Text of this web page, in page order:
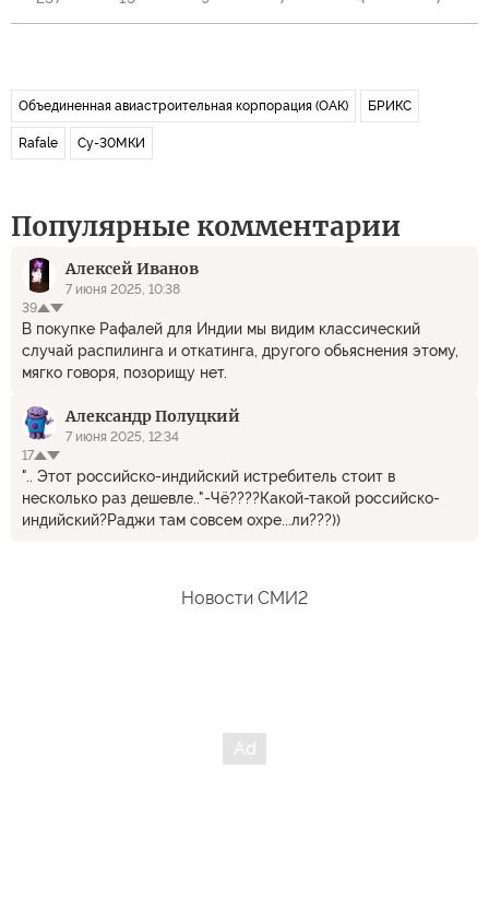
Объединенная авиастроительная корпорация (ОАК) БРИКС
Rafale Су-30МКИ
Популярные комментарии
Алексей Иванов
7 июня 2025, 10:38
39
В покупке Рафалей для Индии мы видим классический
случай распилинга и откатинга, другого обьяснения этому,
мягко говоря, позорищу нет.
Александр Полуцкий
7 июня 2025, 12:34
17
".. Этот российско-индийский истребитель стоит в
несколько раз дешевле.."-Чё????Какой-такой российско-
индийский?Раджи там совсем охре...ли???))
Новости СМИ2